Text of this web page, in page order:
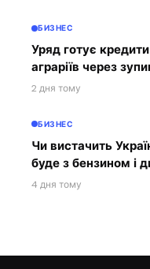
БИЗНЕС
Уряд готує
аграріїв через
2 дня тому
БИЗНЕС
Чи вистачить
буде з бензином і
4 дня тому